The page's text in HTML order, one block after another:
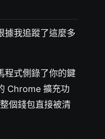
據我追蹤了這麼多
程式側錄了你的鍵
Chrome 擴充功
個錢包直接被清